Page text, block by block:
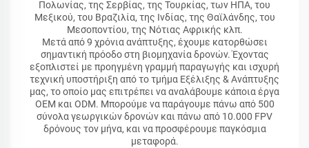
Πολωνίας, της Σερβίας, της Τουρκίας, των ΗΠΑ, του
Μεξικού, του Βραζιλία, της Ινδίας, της Θαϊλάνδης, του
Μεσοποντίου, της Νότιας Αφρικής κλπ.
Μετά από 9 χρόνια ανάπτυξης, έχουμε κατορθώσει
σημαντική πρόοδο στη βιομηχανία δρονών. Έχοντας
εξοπλιστεί με προηγμένη γραμμή παραγωγής και ισχυρή
τεχνική υποστήριξη από το τμήμα Εξέλιξης & Ανάπτυξης
μας, το οποίο μας επιτρέπει να αναλάβουμε κάποια έργα
OEM και ODM. Μπορούμε να παράγουμε πάνω από 500
σύνολα γεωργικών δρονών και πάνω από 10.000 FPV
δρόνους τον μήνα, και να προσφέρουμε παγκόσμια
μεταφορά.